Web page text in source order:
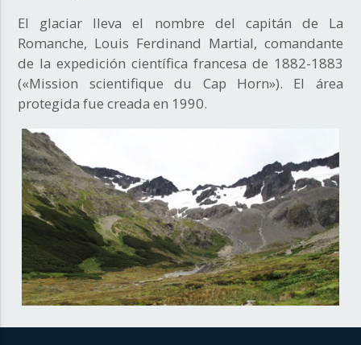
El glaciar lleva el nombre del capitán de La
Romanche, Louis Ferdinand Martial, comandante
de la expedición científica francesa de 1882-1883
(«Mission scientifique du Cap Horn»). El área
protegida fue creada en 1990.